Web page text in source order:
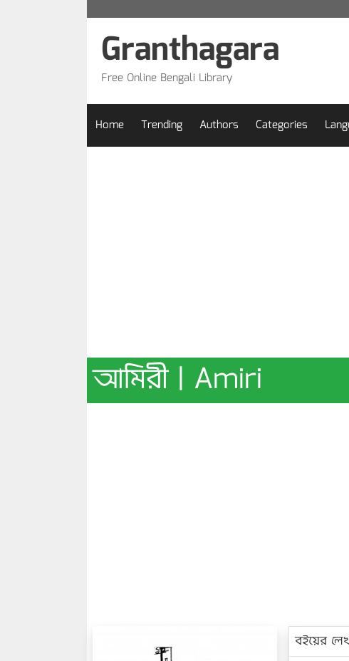
Granthagara
Free Online Bengali Library
Home Trending Authors Categories
আমিরী | Amiri
বইয়ের